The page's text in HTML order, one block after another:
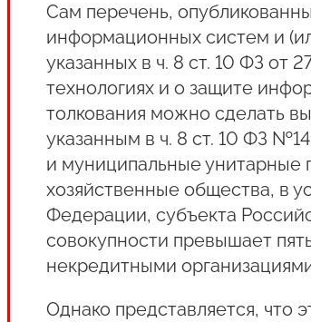
Сам перечень,
информационных систем и
указанных в ч. 8 ст. 10 ФЗ
технологиях и о защите
толкования можно сделать
указанным в ч. 8 ст. 10 ФЗ
и муниципальные унитарные
хозяйственные общества, в
Федерации, субъекта
совокупности превышает
некредитными
Однако представляется, что